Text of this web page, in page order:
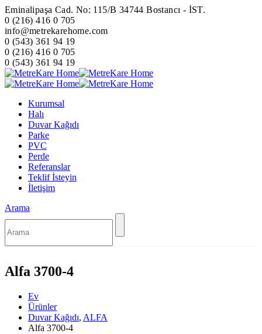
Eminalipaşa Cad. No: 115/B 34744 Bostancı - İST.
0 (216) 416 0 705
info@metrekarehome.com
0 (543) 361 94 19
0 (216) 416 0 705
0 (543) 361 94 19
Kurumsal
Halı
Duvar Kağıdı
Parke
PVC
Perde
Referanslar
Teklif İsteyin
İletişim
Arama
Alfa 3700-4
Ev
Ürünler
Duvar Kağıdı, ALFA
Alfa 3700-4